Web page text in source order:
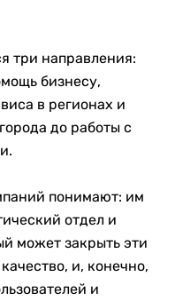
три направления:
бизнесу,
в регионах и
до работы с
понимают: им
отдел и
может закрыть эти
и, конечно,
и